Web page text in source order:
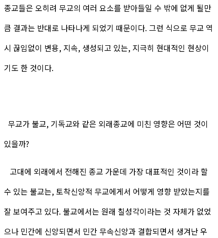
종교들은 오히려 무교의 여러 요소를 받아들일 수 밖에 없게 될만
큼 결과는 반대로 나타나게 되었기 때문이다. 그런 식으로 무교 역
시 끊임없이 변용, 지속, 생성되고 있는, 지극히 현대적인 현상이
기도 한 것이다.
무교가 불교, 기독교와 같은 외래종교에 미친 영향은 어떤 것이
있을까?
고대에 외래에서 전해진 종교 가운데 가장 대표적인 것이라 할
수 있는 불교는, 토착신앙적 무교에게서 어떻게 영향 받았는지를
잘 보여주고 있다. 불교에서는 원래 칠성각이라는 것 자체가 없었
으나 민간에 신앙되면서 민간 무속신앙과 결합되면서 생겨난 우